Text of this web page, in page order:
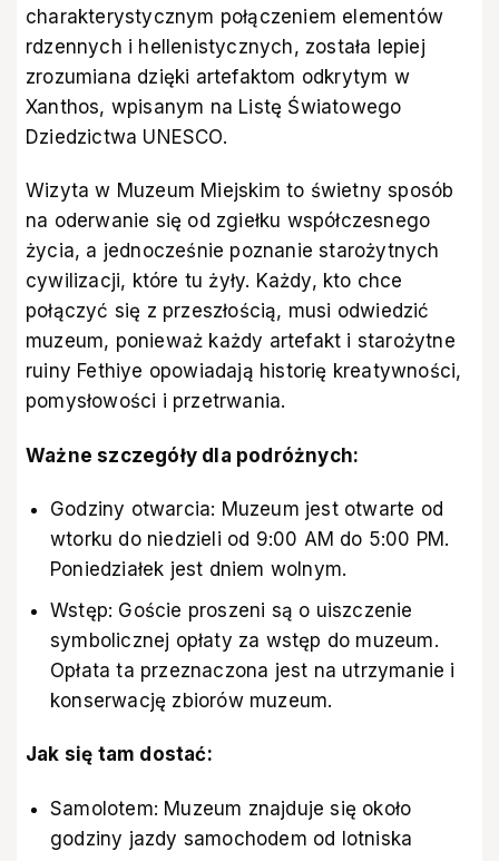
charakterystycznym połączeniem elementów
rdzennych i hellenistycznych, została lepiej
zrozumiana dzięki artefaktom odkrytym w
Xanthos, wpisanym na Listę Światowego
Dziedzictwa UNESCO.
Wizyta w Muzeum Miejskim to świetny sposób
na oderwanie się od zgiełku współczesnego
życia, a jednocześnie poznanie starożytnych
cywilizacji, które tu żyły. Każdy, kto chce
połączyć się z przeszłością, musi odwiedzić
muzeum, ponieważ każdy artefakt i starożytne
ruiny Fethiye opowiadają historię kreatywności,
pomysłowości i przetrwania.
Ważne szczegóły dla podróżnych:
Godziny otwarcia: Muzeum jest otwarte od
wtorku do niedzieli od 9:00 AM do 5:00 PM.
Poniedziałek jest dniem wolnym.
Wstęp: Goście proszeni są o uiszczenie
symbolicznej opłaty za wstęp do muzeum.
Opłata ta przeznaczona jest na utrzymanie i
konserwację zbiorów muzeum.
Jak się tam dostać:
Samolotem: Muzeum znajduje się około
godziny jazdy samochodem od lotniska